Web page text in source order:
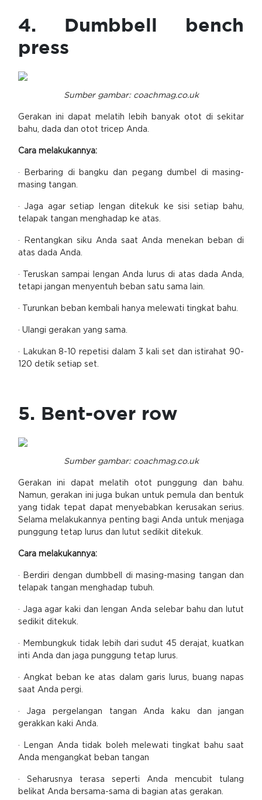
4. Dumbbell bench
press
Sumber gambar: coachmag.co.uk
Gerakan ini dapat melatih lebih banyak otot di sekitar
bahu, dada dan otot tricep Anda.
Cara melakukannya:
· Berbaring di bangku dan pegang dumbel di masing-
masing tangan.
· Jaga agar setiap lengan ditekuk ke sisi setiap bahu,
telapak tangan menghadap ke atas.
· Rentangkan siku Anda saat Anda menekan beban di
atas dada Anda.
· Teruskan sampai lengan Anda lurus di atas dada Anda,
tetapi jangan menyentuh beban satu sama lain.
· Turunkan beban kembali hanya melewati tingkat bahu.
· Ulangi gerakan yang sama.
· Lakukan 8-10 repetisi dalam 3 kali set dan istirahat 90-
120 detik setiap set.
5. Bent-over row
Sumber gambar: coachmag.co.uk
Gerakan ini dapat melatih otot punggung dan bahu.
Namun, gerakan ini juga bukan untuk pemula dan bentuk
yang tidak tepat dapat menyebabkan kerusakan serius.
Selama melakukannya penting bagi Anda untuk menjaga
punggung tetap lurus dan lutut sedikit ditekuk.
Cara melakukannya:
· Berdiri dengan dumbbell di masing-masing tangan dan
telapak tangan menghadap tubuh.
· Jaga agar kaki dan lengan Anda selebar bahu dan lutut
sedikit ditekuk.
· Membungkuk tidak lebih dari sudut 45 derajat, kuatkan
inti Anda dan jaga punggung tetap lurus.
· Angkat beban ke atas dalam garis lurus, buang napas
saat Anda pergi.
· Jaga pergelangan tangan Anda kaku dan jangan
gerakkan kaki Anda.
· Lengan Anda tidak boleh melewati tingkat bahu saat
Anda mengangkat beban tangan
· Seharusnya terasa seperti Anda mencubit tulang
belikat Anda bersama-sama di bagian atas gerakan.